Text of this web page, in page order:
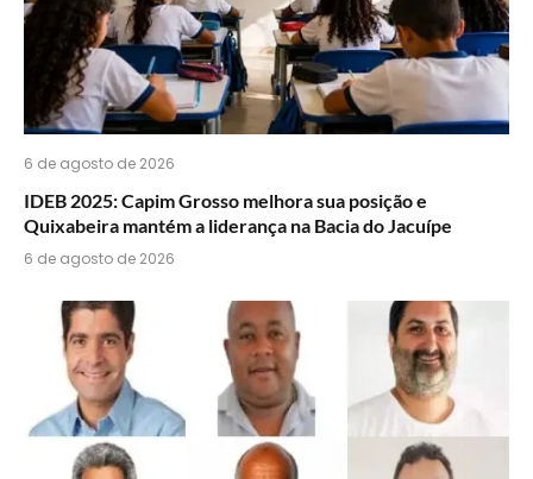
6 de agosto de 2026
IDEB 2025: Capim Grosso melhora sua posição e
Quixabeira mantém a liderança na Bacia do Jacuípe
6 de agosto de 2026